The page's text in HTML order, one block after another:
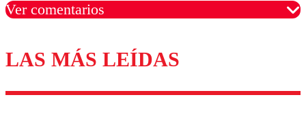
Ver comentarios
Los comentarios son moderados para garantizar un
diálogo respetuoso.
Nombre
LAS MÁS LEÍDAS